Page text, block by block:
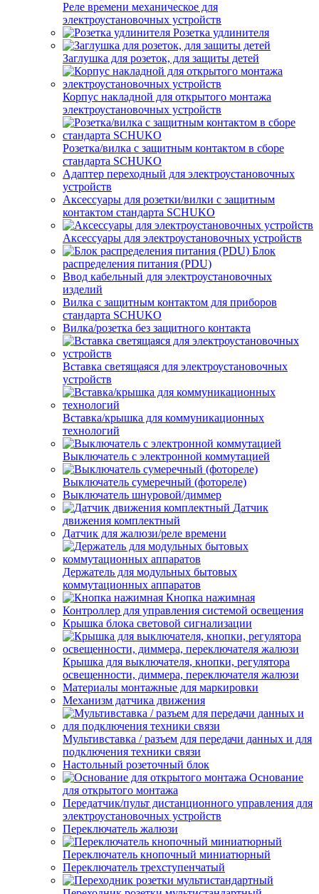
Реле времени механическое для
электроустановочных устройств
Розетка удлинителя
Заглушка для розеток, для защиты детей
Корпус накладной для открытого монтажа
электроустановочных устройств
Розетка/вилка с защитным контактом в сборе
стандарта SCHUKO
Адаптер переходный для электроустановочных
устройств
Аксессуары для розетки/вилки с защитным
контактом стандарта SCHUKO
Аксессуары для электроустановочных устройств
Блок
распределения питания (PDU)
Ввод кабельный для электроустановочных
изделий
Вилка с защитным контактом для приборов
стандарта SCHUKO
Вилка/розетка без защитного контакта
Вставка светящаяся для электроустановочных
устройств
Вставка/крышка для коммуникационных
технологий
Выключатель с электронной коммутацией
Выключатель сумеречный (фотореле)
Выключатель шнуровой/диммер
Датчик
движения комплектный
Датчик для жалюзи/реле времени
Держатель для модульных бытовых
коммутационных аппаратов
Кнопка нажимная
Контроллер для управления системой освещения
Крышка блока световой сигнализации
Крышка для выключателя, кнопки, регулятора
освещенности, диммера, переключателя жалюзи
Материалы монтажные для маркировки
Механизм датчика движения
Мультивставка / разъем для передачи данных и для
подключения техники связи
Настольный розеточный блок
Основание
для открытого монтажа
Передатчик/пульт дистанционного управления для
электроустановочных устройств
Переключатель жалюзи
Переключатель кнопочный миниатюрный
Переключатель трехступенчатый